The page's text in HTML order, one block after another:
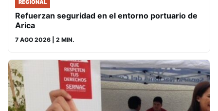
REGIONAL
Refuerzan seguridad en el entorno portuario de
Arica
7 AGO 2026 | 2 MIN.